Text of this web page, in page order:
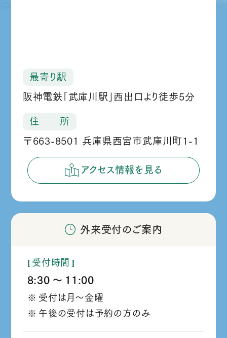
最寄り駅
阪神電鉄「武庫川駅」西出口より徒歩5分
住 所
〒663-8501 兵庫県西宮市武庫川町1-1
アクセス情報を見る
外来受付のご案内
受付時間
8:30
か
ら
11:00
受付は月～金曜
午後の受付は予約の方のみ